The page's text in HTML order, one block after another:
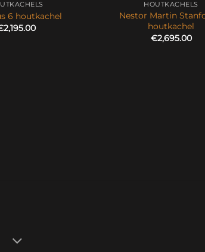
6 houtkachel
2,195.00
HOUTKACHELS
Nestor Martin
houtkachel
€2,695.00